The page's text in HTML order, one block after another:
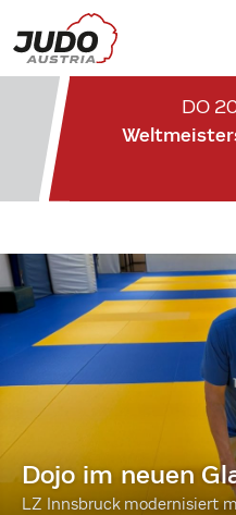
DO
Dojo im neuen
LZ Innsbruck modernisiert